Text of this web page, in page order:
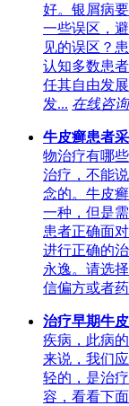
好。银屑病
一些误区，
见的误区？
认知多数患
任其自由发
发... 在线咨询
牛皮癣患者
物治疗有哪
治疗，不能
念的。牛皮
一种，但是
患者正确面
进行正确的
永逸。请选
信偏方或者
治疗早期牛
疾病，此病
来说，我们
轻的，是治
容，看看下